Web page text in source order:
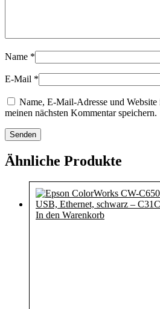
Name *
E-Mail *
Name, E-Mail-Adresse und
meinen nächsten Kommentar speichern.
Ähnliche Produkte
In den Warenkorb